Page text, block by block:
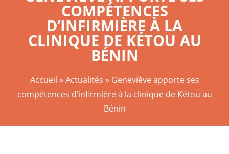
COMPÉTENCES
D’INFIRMIÈRE À LA
CLINIQUE DE KÉTOU AU
BÉNIN
Accueil »Actualités » Geneviève apporte ses
compétences d’infirmière à la clinique de Kétou au
Bénin